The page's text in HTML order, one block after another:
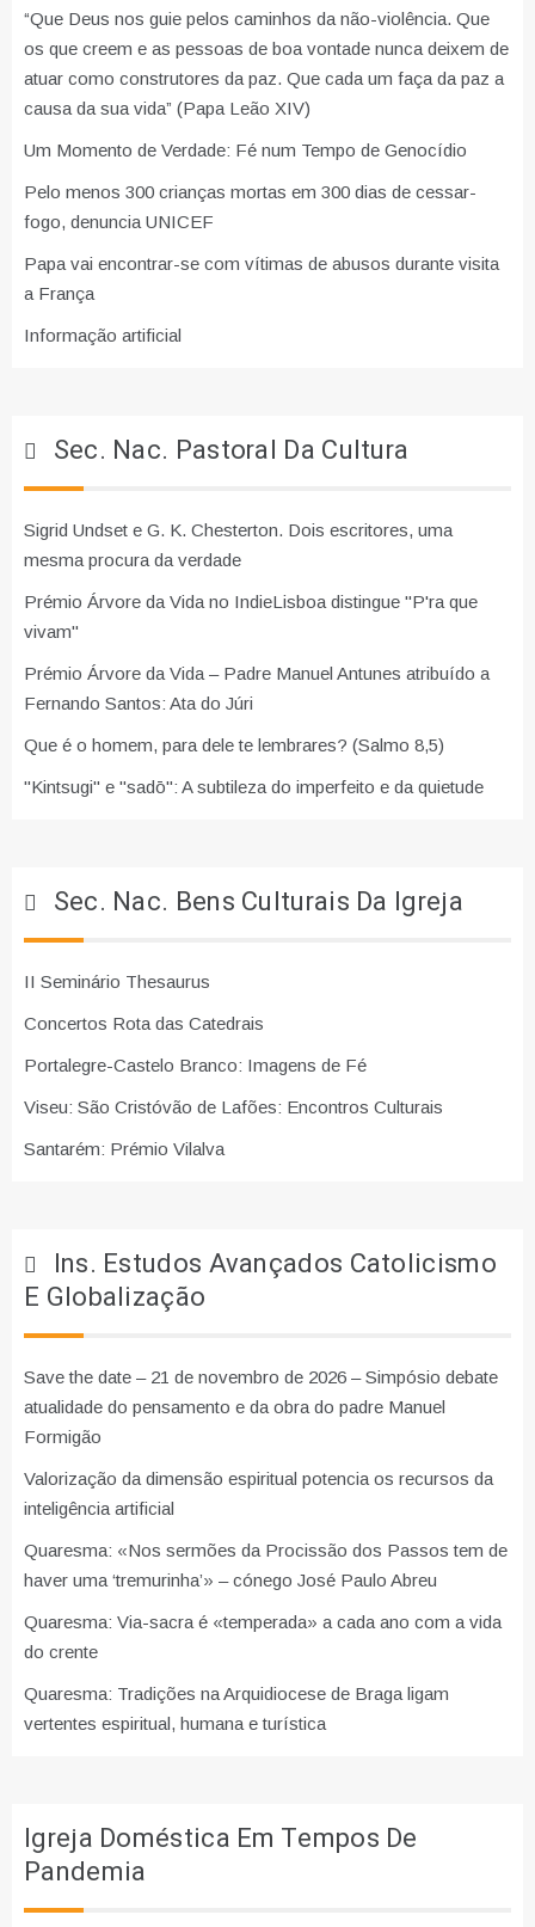
“Que Deus nos guie pelos caminhos da não-violência. Que
os que creem e as pessoas de boa vontade nunca deixem de
atuar como construtores da paz. Que cada um faça da paz a
causa da sua vida” (Papa Leão XIV)
Um Momento de Verdade: Fé num Tempo de Genocídio
Pelo menos 300 crianças mortas em 300 dias de cessar-
fogo, denuncia UNICEF
Papa vai encontrar-se com vítimas de abusos durante visita
a França
Informação artificial
Sec. Nac. Pastoral Da Cultura
Sigrid Undset e G. K. Chesterton. Dois escritores, uma
mesma procura da verdade
Prémio Árvore da Vida no IndieLisboa distingue "P'ra que
vivam"
Prémio Árvore da Vida – Padre Manuel Antunes atribuído a
Fernando Santos: Ata do Júri
Que é o homem, para dele te lembrares? (Salmo 8,5)
"Kintsugi" e "sadō": A subtileza do imperfeito e da quietude
Sec. Nac. Bens Culturais Da Igreja
II Seminário Thesaurus
Concertos Rota das Catedrais
Portalegre-Castelo Branco: Imagens de Fé
Viseu: São Cristóvão de Lafões: Encontros Culturais
Santarém: Prémio Vilalva
Ins. Estudos Avançados Catolicismo
E Globalização
Save the date – 21 de novembro de 2026 – Simpósio debate
atualidade do pensamento e da obra do padre Manuel
Formigão
Valorização da dimensão espiritual potencia os recursos da
inteligência artificial
Quaresma: «Nos sermões da Procissão dos Passos tem de
haver uma ‘tremurinha’» – cónego José Paulo Abreu
Quaresma: Via-sacra é «temperada» a cada ano com a vida
do crente
Quaresma: Tradições na Arquidiocese de Braga ligam
vertentes espiritual, humana e turística
Igreja Doméstica Em Tempos De
Pandemia